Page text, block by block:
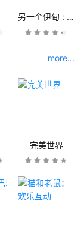
另一个伊甸 : 超越时空的猫
more...
完美世界